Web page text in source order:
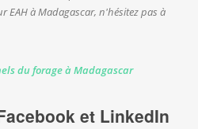
EAH à Madagascar, n'hésitez pas à
du forage à Madagascar
et LinkedIn